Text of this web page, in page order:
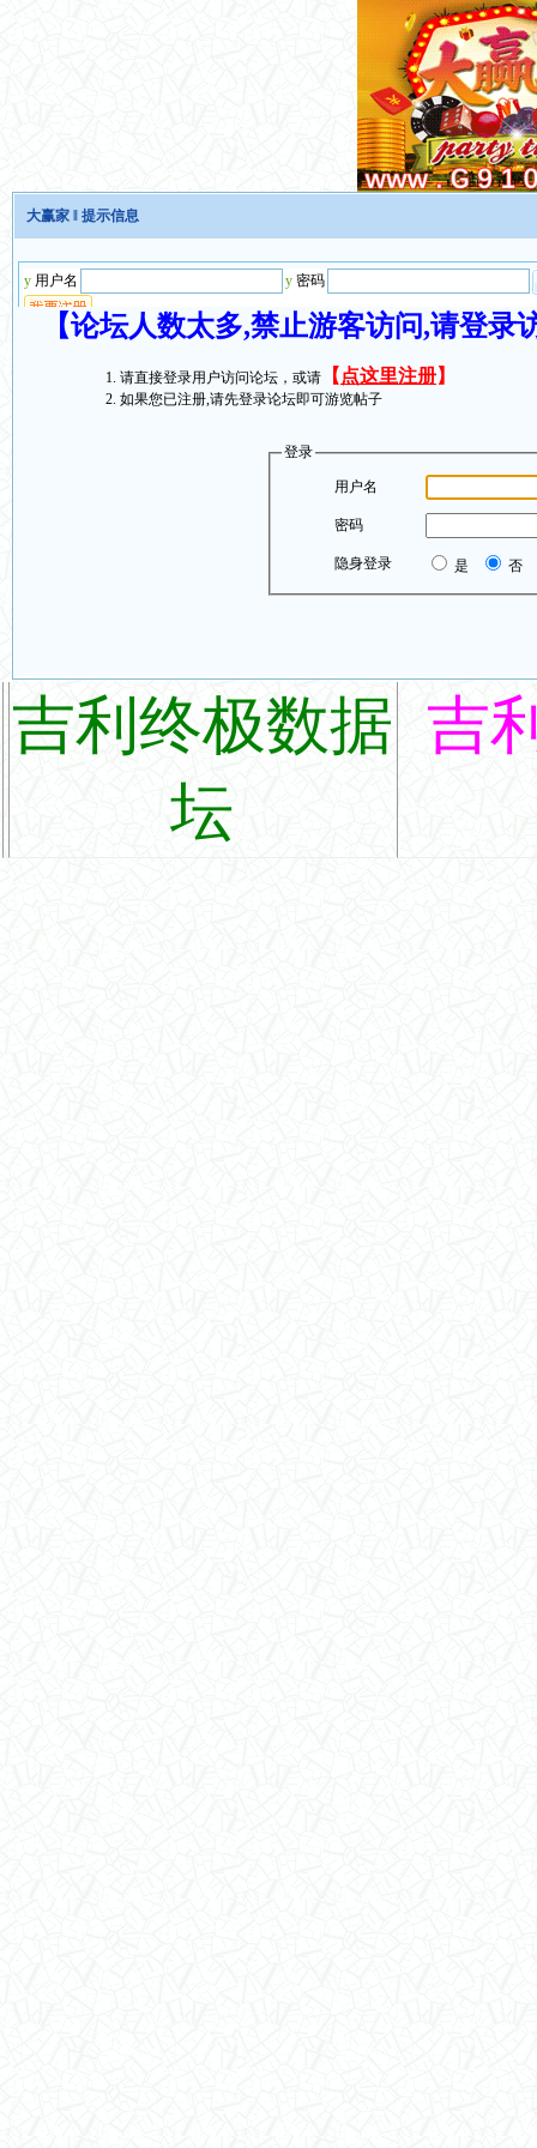
大赢家 ‖ 提示信息
【论坛人数太多,禁止游客访问,请登
请直接登录用户访问论坛，或请 【 点这里注册】
如果您已注册,请先登录论坛即可游览帖子
登录
用户名
密码
隐身登录 是 否
吉利终极数据
坛
吉